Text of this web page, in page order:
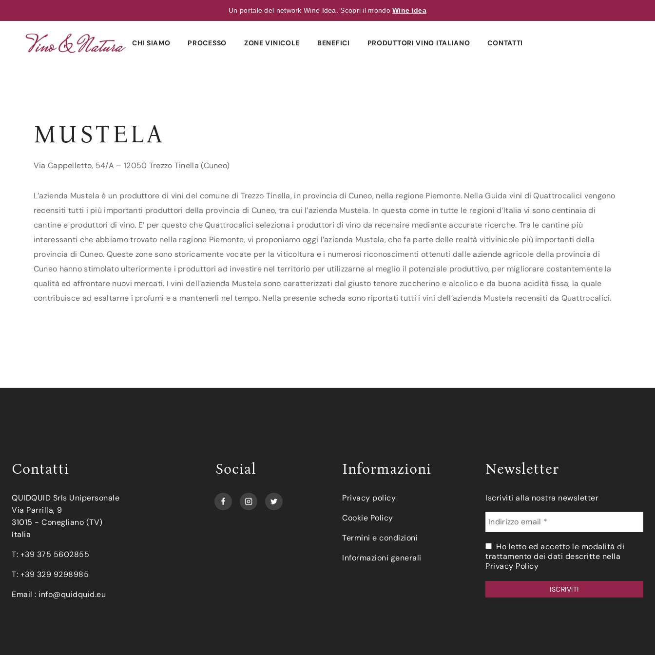
Un portale del network Wine Idea. Scopri il mondoWine idea
CHI SIAMO PROCESSO ZONE VINICOLE BENEFICI PRODUTTORI VINO ITALIANO CONTATTI
MUSTELA
Via Cappelletto, 54/A – 12050 Trezzo Tinella (Cuneo)
L’azienda Mustela è un produttore di vini del comune di Trezzo Tinella, in provincia di Cuneo, nella regione Piemonte. Nella Guida vini di Quattrocalici vengono
recensiti tutti i più importanti produttori della provincia di Cuneo, tra cui l’azienda Mustela. In questa come in tutte le regioni d’Italia vi sono centinaia di
cantine e produttori di vino. E’ per questo che Quattrocalici seleziona i produttori di vino da recensire mediante accurate ricerche. Tra le cantine più
interessanti che abbiamo trovato nella regione Piemonte, vi proponiamo oggi l’azienda Mustela, che fa parte delle realtà vitivinicole più importanti della
provincia di Cuneo. Queste zone sono storicamente vocate per la viticoltura e i numerosi riconoscimenti ottenuti dalle aziende agricole della provincia di
Cuneo hanno stimolato ulteriormente i produttori ad investire nel territorio per utilizzarne al meglio il potenziale produttivo, per migliorare costantemente la
qualità ed affrontare nuovi mercati. I vini dell’azienda Mustela sono caratterizzati dal giusto tenore zuccherino e alcolico e da buona acidità fissa, la quale
contribuisce ad esaltarne i profumi e a mantenerli nel tempo. Nella presente scheda sono riportati tutti i vini dell’azienda Mustela recensiti da Quattrocalici.
Contatti
QUIDQUID Srls Unipersonale
Via Parrilla, 9
31015 - Conegliano (TV)
Italia
T: +39 375 5602855
T: +39 329 9298985
Email : info@quidquid.eu
Social Informazioni
Privacy policy
Cookie Policy
Termini e condizioni
Informazioni generali
Newsletter
Iscriviti alla nostra newsletter
Ho letto ed accetto le modalità di
trattamento dei dati descritte nella
Privacy Policy